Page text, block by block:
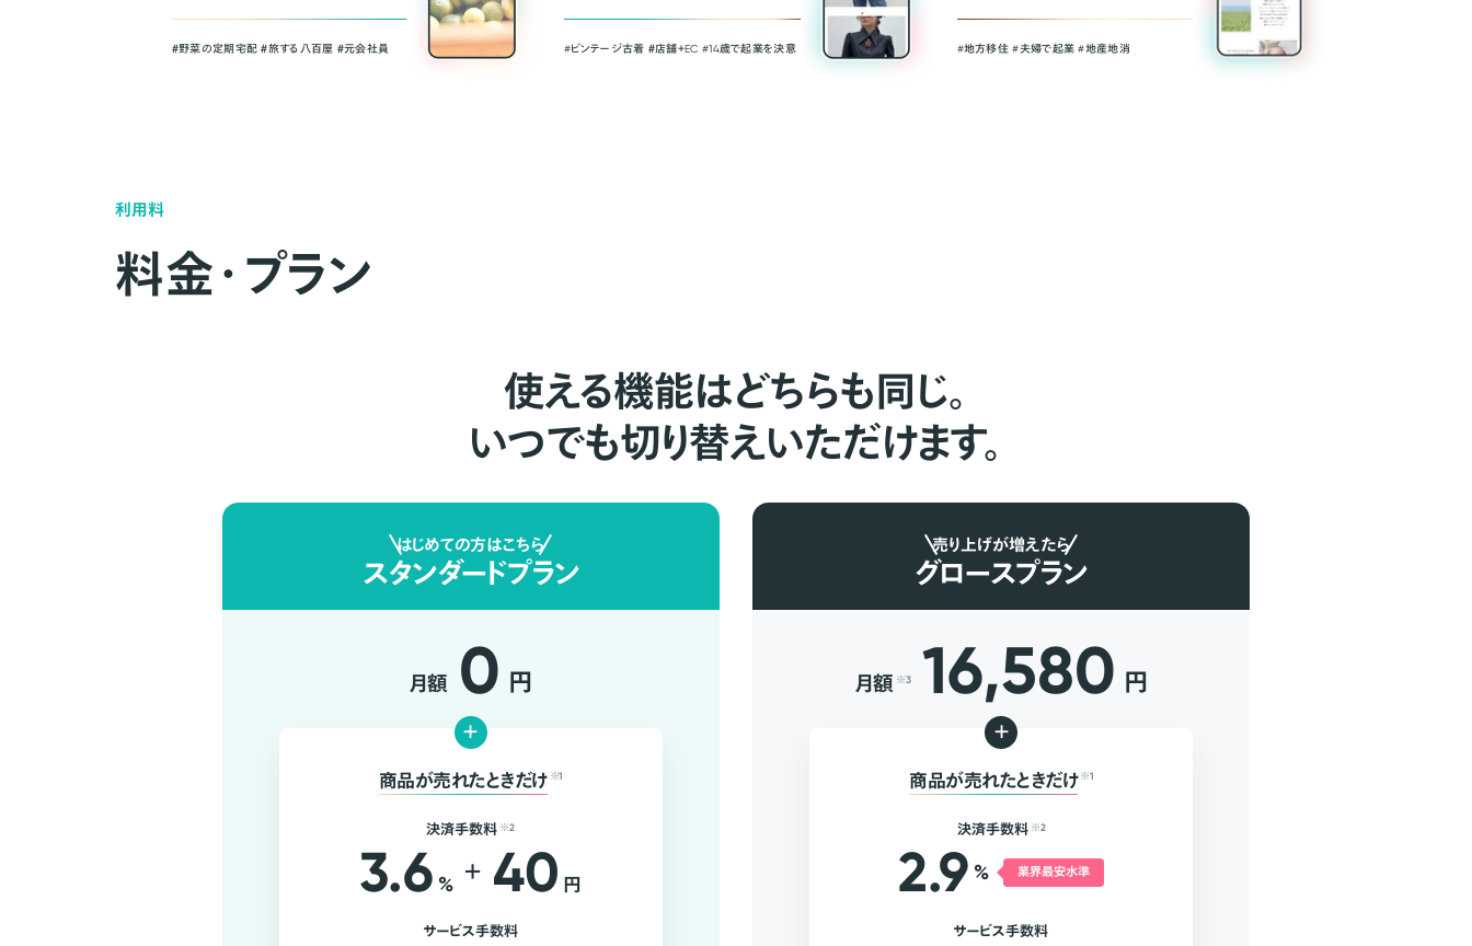
＃野菜の定期宅配 ＃旅する八百屋 ＃元会社員 #ビンテージ古着 ＃店舗＋EC #14歳で起業を決意 #地方移住 #夫婦で起業 #地産地消
利用料
料金・プラン
使える機能はどちらも同じ。
いつでも切り替えいただけます。
はじめての方はこちら
スタンダードプラン
月額 0 円
+
商品が売れたときだけ ※1
決済手数料 ※2
3.6 % + 40 円
サービス手数料
売り上げが増えたら
グロースプラン
月額 ※3 16,580 円
+
商品が売れたときだけ ※1
決済手数料 ※2
2.9 % 業界最安水準
サービス手数料